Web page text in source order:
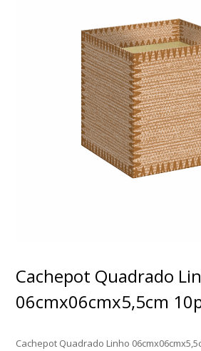
Cachepot Quadrado
06cmx06cmx5,5cm
Cachepot Quadrado Linho